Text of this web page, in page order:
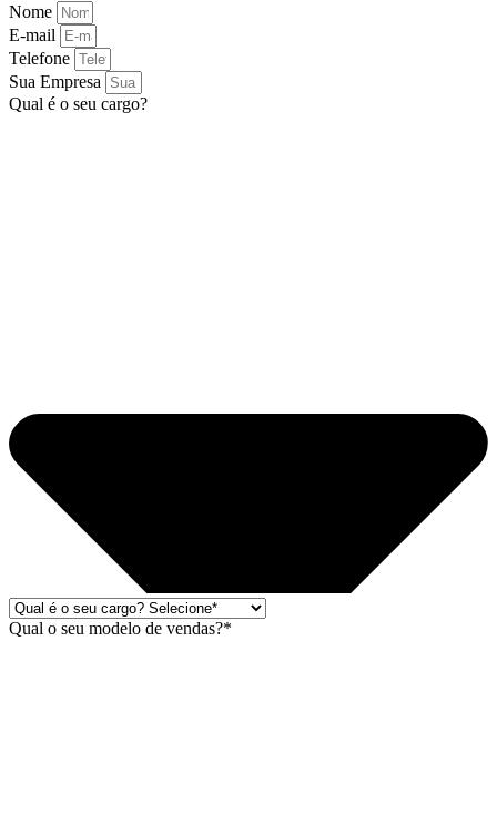
Nome
E-mail
Telefone
Sua Empresa
Qual é o seu cargo?
Qual o seu modelo de vendas?*